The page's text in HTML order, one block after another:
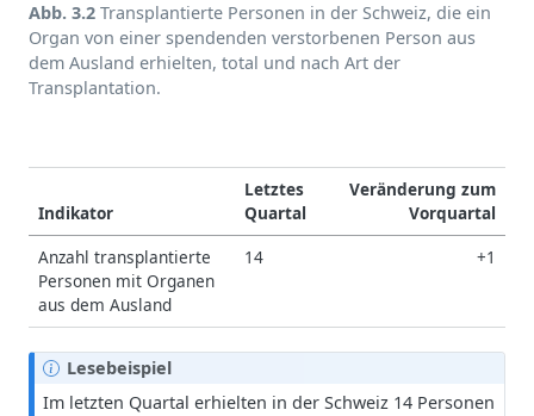
Abb. 3.2 Transplantierte Personen in der Schweiz, die ein
Organ von einer spendenden verstorbenen Person aus
dem Ausland erhielten, total und nach Art der
Transplantation.
Indikator
Letztes
Quartal
Veränderung zum
Vorquartal
Anzahl transplantierte
Personen mit Organen
aus dem Ausland
14 +1
H
Lesebeispiel
Im letzten Quartal erhielten in der Schweiz 14 Personen